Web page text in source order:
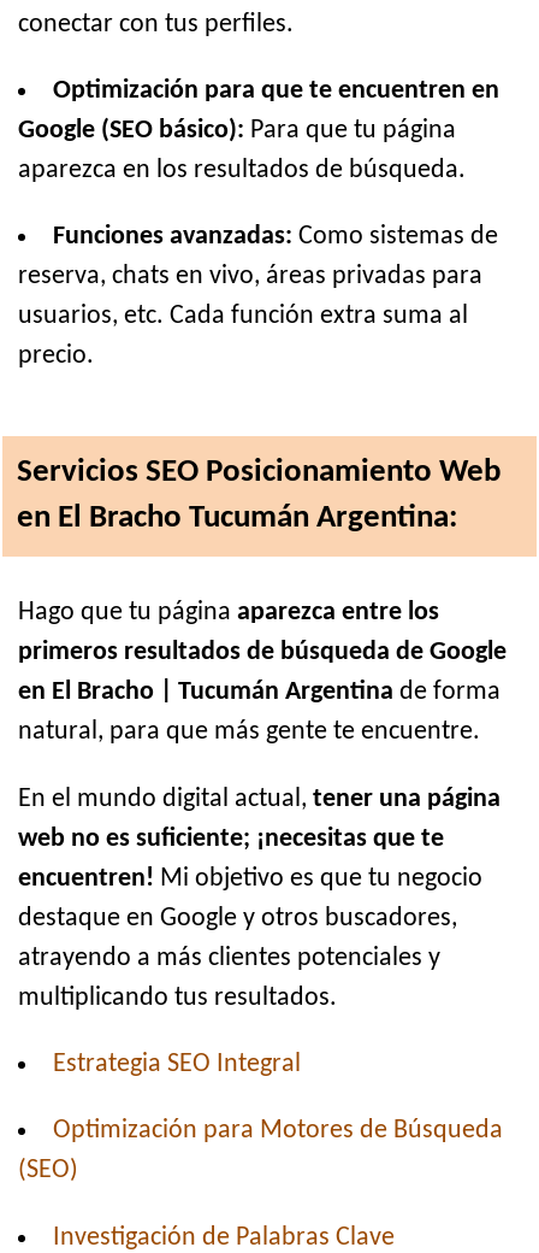
conectar con tus perfiles.
Optimización para que te encuentren en
Google (SEO básico): Para que tu página
aparezca en los resultados de búsqueda.
Funciones avanzadas: Como sistemas de
reserva, chats en vivo, áreas privadas para
usuarios, etc. Cada función extra suma al
precio.
Servicios SEO Posicionamiento Web
en El Bracho Tucumán Argentina:
Hago que tu página aparezca entre los
primeros resultados de búsqueda de Google
en El Bracho | Tucumán Argentina de forma
natural, para que más gente te encuentre.
En el mundo digital actual, tener una página
web no es suficiente; ¡necesitas que te
encuentren! Mi objetivo es que tu negocio
destaque en Google y otros buscadores,
atrayendo a más clientes potenciales y
multiplicando tus resultados.
Estrategia SEO Integral
Optimización para Motores de Búsqueda
(SEO)
Investigación de Palabras Clave